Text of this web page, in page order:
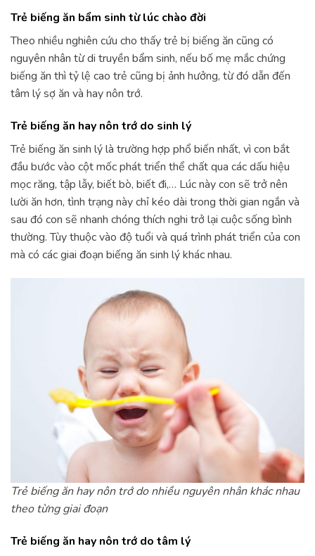
Trẻ biếng ăn bẩm sinh từ lúc chào đời
Theo nhiều nghiên cứu cho thấy trẻ bị biếng ăn cũng có
nguyên nhân từ di truyền bẩm sinh, nếu bố mẹ mắc chứng
biếng ăn thì tỷ lệ cao trẻ cũng bị ảnh hưởng, từ đó dẫn đến
tâm lý sợ ăn và hay nôn trớ.
Trẻ biếng ăn hay nôn trớ do sinh lý
Trẻ biếng ăn sinh lý là trường hợp phổ biến nhất, vì con bắt
đầu bước vào cột mốc phát triển thể chất qua các dấu hiệu
mọc răng, tập lẫy, biết bò, biết đi,… Lúc này con sẽ trở nên
lười ăn hơn, tình trạng này chỉ kéo dài trong thời gian ngắn và
sau đó con sẽ nhanh chóng thích nghi trở lại cuộc sống bình
thường. Tùy thuộc vào độ tuổi và quá trình phát triển của con
mà có các giai đoạn biếng ăn sinh lý khác nhau.
Trẻ biếng ăn hay nôn trớ do nhiều nguyên nhân khác nhau
theo từng giai đoạn
Trẻ biếng ăn hay nôn trớ do tâm lý